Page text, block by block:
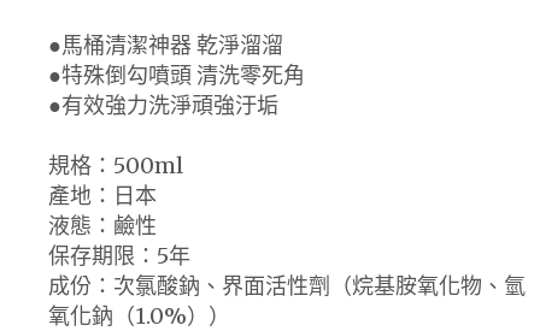
●馬桶清潔神器 乾淨溜溜
●特殊倒勾噴頭 清洗零死角
●有效強力洗淨頑強汙垢
規格：500ml
產地：日本
液態：鹼性
保存期限：5年
成份：次氯酸鈉、界面活性劑（烷基胺氧化物、氫
氧化鈉（1.0%））